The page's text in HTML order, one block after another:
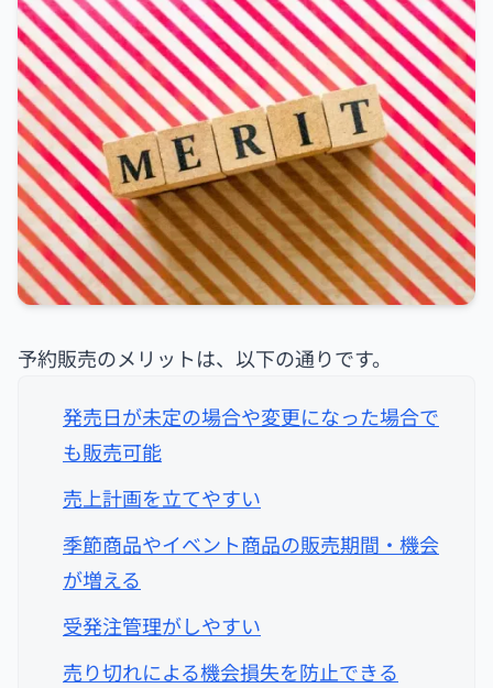
予約販売のメリットは、以下の通りです。
発売日が未定の場合や変更になった場合で
も販売可能
売上計画を立てやすい
季節商品やイベント商品の販売期間・機会
が増える
受発注管理がしやすい
売り切れによる機会損失を防止できる